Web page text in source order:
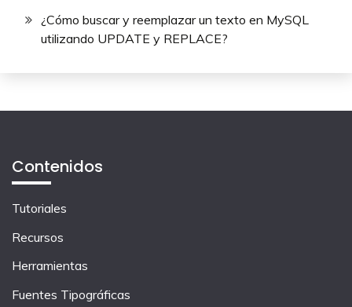
¿Cómo buscar y reemplazar un texto en MySQL
utilizando UPDATE y REPLACE?
Contenidos
Tutoriales
Recursos
Herramientas
Fuentes Tipográficas